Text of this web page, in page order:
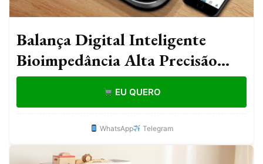
Balança Digital Inteligente
Bioimpedância Alta Precisão
140kg Preta Corporal
EU QUERO
WhatsApp Telegram